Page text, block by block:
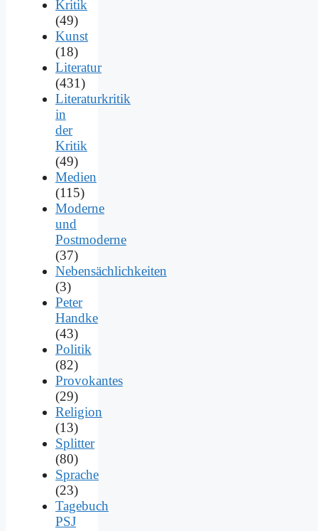
Kritik
(49)
Kunst
(18)
Literatur
(431)
Literaturkritik
in
der
Kritik
(49)
Medien
(115)
Moderne
und
Postmoderne
(37)
Nebensächlichkeiten
(3)
Peter
Handke
(43)
Politik
(82)
Provokantes
(29)
Religion
(13)
Splitter
(80)
Sprache
(23)
Tagebuch
PSJ